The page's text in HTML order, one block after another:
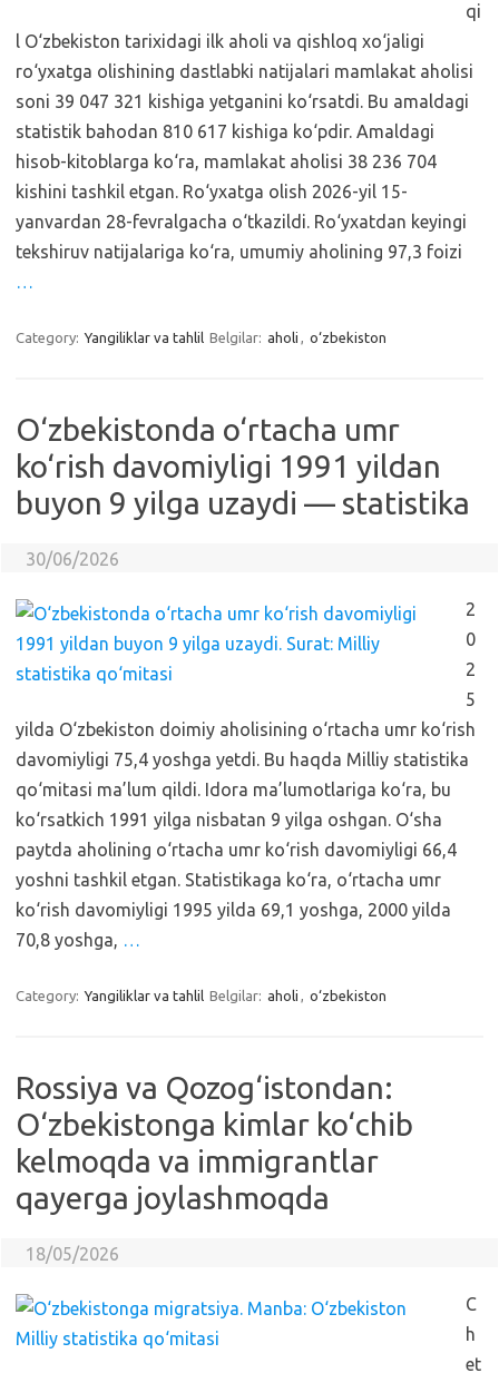
qi
l O‘zbekiston tarixidagi ilk aholi va qishloq xo‘jaligi
ro‘yxatga olishining dastlabki natijalari mamlakat aholisi
soni 39 047 321 kishiga yetganini ko‘rsatdi. Bu amaldagi
statistik bahodan 810 617 kishiga ko‘pdir. Amaldagi
hisob-kitoblarga ko‘ra, mamlakat aholisi 38 236 704
kishini tashkil etgan. Ro‘yxatga olish 2026-yil 15-
yanvardan 28-fevralgacha o‘tkazildi. Ro‘yxatdan keyingi
tekshiruv natijalariga ko‘ra, umumiy aholining 97,3 foizi
…
Category: Yangiliklar va tahlil Belgilar: aholi , o‘zbekiston
O‘zbekistonda o‘rtacha umr
ko‘rish davomiyligi 1991 yildan
buyon 9 yilga uzaydi — statistika
30/06/2026
2
0
2
5
yilda O‘zbekiston doimiy aholisining o‘rtacha umr ko‘rish
davomiyligi 75,4 yoshga yetdi. Bu haqda Milliy statistika
qo‘mitasi ma’lum qildi. Idora ma’lumotlariga ko‘ra, bu
ko‘rsatkich 1991 yilga nisbatan 9 yilga oshgan. O‘sha
paytda aholining o‘rtacha umr ko‘rish davomiyligi 66,4
yoshni tashkil etgan. Statistikaga ko‘ra, o‘rtacha umr
ko‘rish davomiyligi 1995 yilda 69,1 yoshga, 2000 yilda
70,8 yoshga, …
Category: Yangiliklar va tahlil Belgilar: aholi , o‘zbekiston
Rossiya va Qozog‘istondan:
O‘zbekistonga kimlar ko‘chib
kelmoqda va immigrantlar
qayerga joylashmoqda
18/05/2026
C
h
et